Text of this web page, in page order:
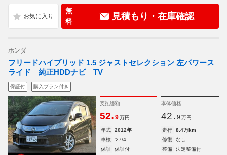
無
料
見積もり・在庫確認
ホンダ
フリードハイブリッド 1.5 ジャストセレクション 左パワース
ライド 純正HDDナビ TV
保証付 購入プラン付き
支払総額
52.9 万円
本体価格
42. 9 万円
年式 2012年 走行
8.4万km
車検
'27/4 修復
なし
保証
保証付 整備
法定整備付